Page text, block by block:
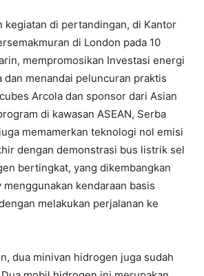
kegiatan di pertandingan, di Kantor
di London pada 10
mempromosikan Investasi energi
dan menandai peluncuran praktis
Arcola dan sponsor dari Asian
di kawasan ASEAN, Serba
memamerkan teknologi nol emisi
dengan demonstrasi bus listrik sel
bertingkat, yang dikembangkan
kendaraan basis
melakukan perjalanan ke
dua minivan hidrogen juga sudah